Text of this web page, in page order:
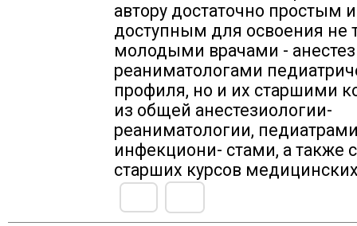
автору достаточно простым и
доступным для освоения не
молодыми врачами -
реаниматологами
профиля, но и их старшими
из общей анестезиологии-
реаниматологии,
инфекциони- стами, а также
старших курсов